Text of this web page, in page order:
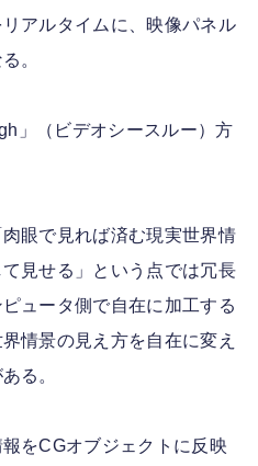
アルタイムに、映像パネル
。
」（ビデオシースルー）方
眼で見れば済む現実世界情
見せる」という点では冗長
ュータ側で自在に加工する
情景の見え方を自在に変え
る。
をCGオブジェクトに反映